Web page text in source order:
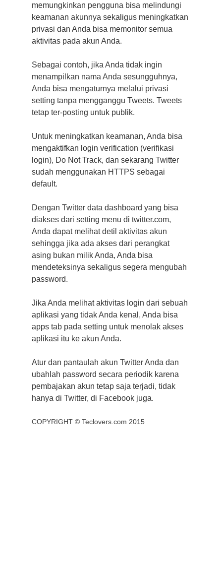
memungkinkan pengguna bisa melindungi
keamanan akunnya sekaligus meningkatkan
privasi dan Anda bisa memonitor semua
aktivitas pada akun Anda.
Sebagai contoh, jika Anda tidak ingin
menampilkan nama Anda sesungguhnya,
Anda bisa mengaturnya melalui privasi
setting tanpa mengganggu Tweets. Tweets
tetap ter-posting untuk publik.
Untuk meningkatkan keamanan, Anda bisa
mengaktifkan login verification (verifikasi
login), Do Not Track, dan sekarang Twitter
sudah menggunakan HTTPS sebagai
default.
Dengan Twitter data dashboard yang bisa
diakses dari setting menu di twitter.com,
Anda dapat melihat detil aktivitas akun
sehingga jika ada akses dari perangkat
asing bukan milik Anda, Anda bisa
mendeteksinya sekaligus segera mengubah
password.
Jika Anda melihat aktivitas login dari sebuah
aplikasi yang tidak Anda kenal, Anda bisa
apps tab pada setting untuk menolak akses
aplikasi itu ke akun Anda.
Atur dan pantaulah akun Twitter Anda dan
ubahlah password secara periodik karena
pembajakan akun tetap saja terjadi, tidak
hanya di Twitter, di Facebook juga.
COPYRIGHT © Teclovers.com 2015